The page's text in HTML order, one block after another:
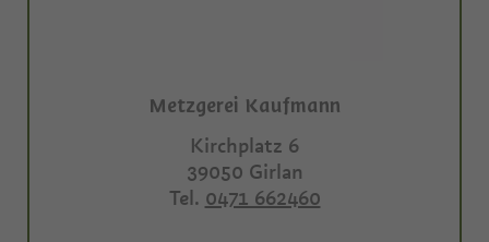
Metzgerei Kaufmann
Kirchplatz 6
39050 Girlan
Tel. 0471 662460